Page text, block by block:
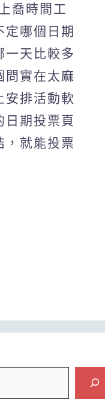
喬時間工
定哪個日期
一天比較多
問實在太麻
安排活動軟
日期投票頁
，就能投票